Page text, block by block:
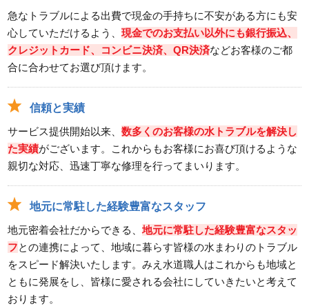
急なトラブルによる出費で現金の手持ちに不安がある方にも安
心していただけるよう、現金でのお支払い以外にも銀行振込、
クレジットカード、コンビニ決済、QR決済などお客様のご都
合に合わせてお選び頂けます。
信頼と実績
サービス提供開始以来、数多くのお客様の水トラブルを解決し
た実績がございます。これからもお客様にお喜び頂けるような
親切な対応、迅速丁寧な修理を行ってまいります。
地元に常駐した経験豊富なスタッフ
地元密着会社だからできる、地元に常駐した経験豊富なスタッ
フとの連携によって、地域に暮らす皆様の水まわりのトラブル
をスピード解決いたします。みえ水道職人はこれからも地域と
ともに発展をし、皆様に愛される会社にしていきたいと考えて
おります。